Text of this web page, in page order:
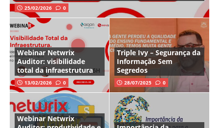
25/02/2026 0
Webinar Netwrix
Auditor: visibilidade
total da infraestrutura
13/02/2026 0
Triple Ivy – Segurança da
Informação Sem
Segredos
28/07/2025 0
Webinar Netwrix